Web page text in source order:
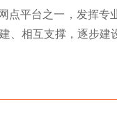
点平台之一， 发挥专
、相互支撑， 逐步建